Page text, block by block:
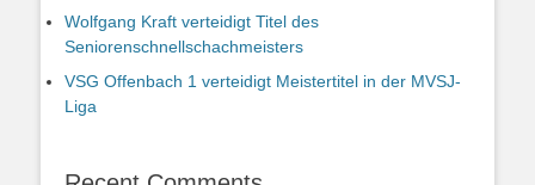
Wolfgang Kraft verteidigt Titel des
Seniorenschnellschachmeisters
VSG Offenbach 1 verteidigt Meistertitel in der MVSJ-
Liga